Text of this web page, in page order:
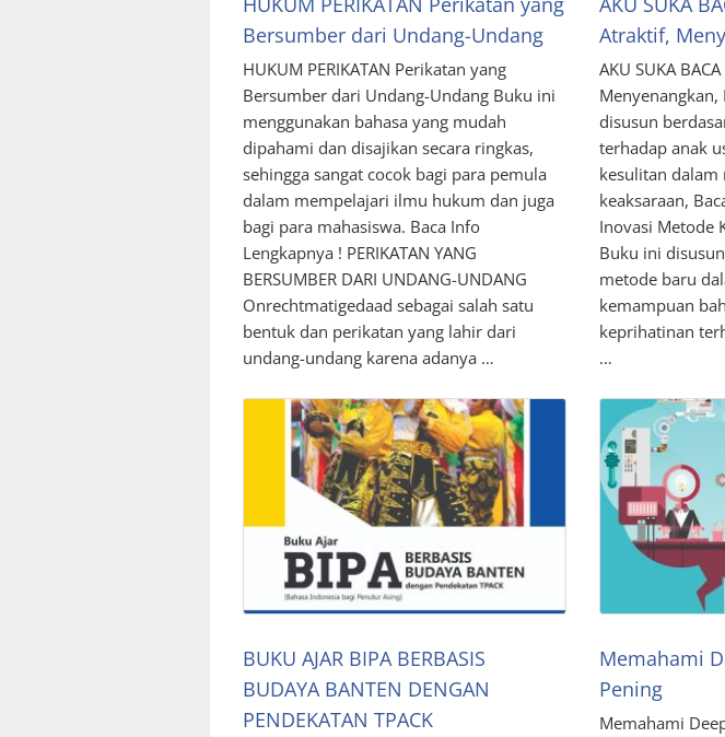
Bersumber dari Undang-Undang
HUKUM PERIKATAN Perikatan yang
Bersumber dari Undang-Undang Buku ini
menggunakan bahasa yang mudah
dipahami dan disajikan secara ringkas,
sehingga sangat cocok bagi para pemula
dalam mempelajari ilmu hukum dan juga
bagi para mahasiswa. Baca Info
Lengkapnya ! PERIKATAN YANG
BERSUMBER DARI UNDANG-UNDANG
Onrechtmatigedaad sebagai salah satu
bentuk dan perikatan yang lahir dari
undang-undang karena adanya …
Atraktif,
AKU SUKA
disusun
terhadap anak
kesulitan dalam
keaksaraan,
Inovasi Metode
Buku ini
metode baru
kemampuan
keprihatinan
…
BUKU AJAR BIPA BERBASIS
BUDAYA BANTEN DENGAN
PENDEKATAN TPACK
Memahami
Pening
Memahami